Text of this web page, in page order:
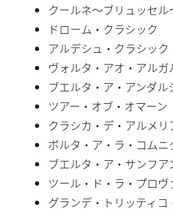
クールネ〜ブリュッセル
ドローム・クラシック
アルデシュ・クラシック
ヴォルタ・アオ・アルガ
ブエルタ・ア・アンダ
ツアー・オブ・オマーン
クラシカ・デ・アルメリ
ボルタ・ア・ラ・コム
ブエルタ・ア・サンフア
ツール・ド・ラ・プロヴ
グランデ・トリッティコ